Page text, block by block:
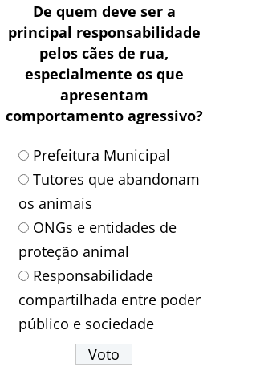
De quem deve ser a
principal responsabilidade
pelos cães de rua,
especialmente os que
apresentam
comportamento agressivo?
Prefeitura Municipal
Tutores que abandonam
os animais
ONGs e entidades de
proteção animal
Responsabilidade
compartilhada entre poder
público e sociedade